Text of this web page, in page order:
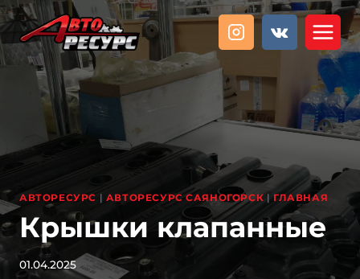
Перейти
к
содержанию
АВТОРЕСУРС | АВТОРЕСУРС САЯНОГОРСК | ГЛАВНАЯ
Крышки клапанные
01.04.2025